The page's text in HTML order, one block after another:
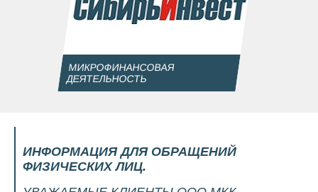
МИКРОФИНАНСОВАЯ
ДЕЯТЕЛЬНОСТЬ
ИНФОРМАЦИЯ ДЛЯ ОБРАЩЕНИЙ
ФИЗИЧЕСКИХ ЛИЦ.